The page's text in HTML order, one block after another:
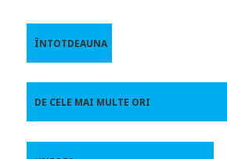
ÎNTOTDEAUNA
DE CELE MAI MULTE ORI